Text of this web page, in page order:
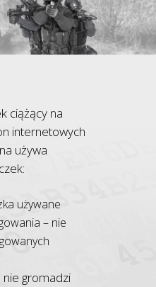
ciążący na
internetowych
używa
używane
– nie
gromadzi